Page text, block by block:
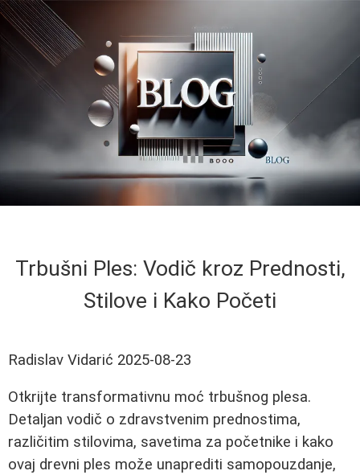
Trbušni Ples: Vodič kroz Prednosti,
Stilove i Kako Početi
Radislav Vidarić 2025-08-23
Otkrijte transformativnu moć trbušnog plesa.
Detaljan vodič o zdravstvenim prednostima,
različitim stilovima, savetima za početnike i kako
ovaj drevni ples može unaprediti samopouzdanje,